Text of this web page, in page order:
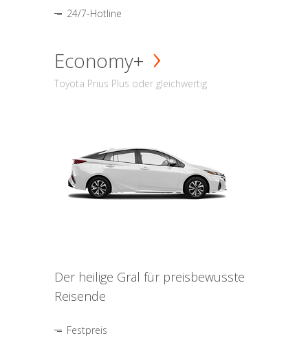
24/7-Hotline
Economy+
Toyota Prius Plus oder gleichwertig
Der heilige Gral für preisbewusste
Reisende
Festpreis